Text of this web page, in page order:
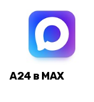
А24 в MAX